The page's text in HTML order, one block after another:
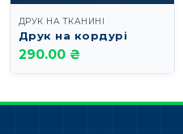
ДРУК НА ТКАНИНІ
Друк на кордурі
290.00 ₴